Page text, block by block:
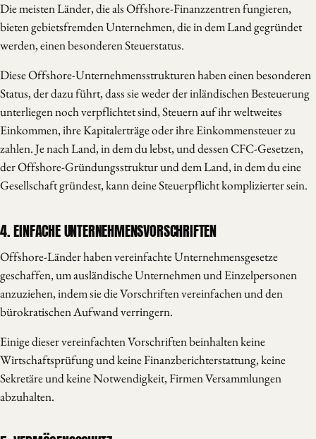
Die meisten Länder, die als Offshore-Finanzzentren fungieren,
bieten gebietsfremden Unternehmen, die in dem Land gegründet
werden, einen besonderen Steuerstatus.
Diese Offshore-Unternehmensstrukturen haben einen besonderen
Status, der dazu führt, dass sie weder der inländischen Besteuerung
unterliegen noch verpflichtet sind, Steuern auf ihr weltweites
Einkommen, ihre Kapitalerträge oder ihre Einkommensteuer zu
zahlen. Je nach Land, in dem du lebst, und dessen CFC-Gesetzen,
der Offshore-Gründungsstruktur und dem Land, in dem du eine
Gesellschaft gründest, kann deine Steuerpflicht komplizierter sein.
4. EINFACHE UNTERNEHMENSVORSCHRIFTEN
Offshore-Länder haben vereinfachte Unternehmensgesetze
geschaffen, um ausländische Unternehmen und Einzelpersonen
anzuziehen, indem sie die Vorschriften vereinfachen und den
bürokratischen Aufwand verringern.
Einige dieser vereinfachten Vorschriften beinhalten keine
Wirtschaftsprüfung und keine Finanzberichterstattung, keine
Sekretäre und keine Notwendigkeit, Firmen Versammlungen
abzuhalten.